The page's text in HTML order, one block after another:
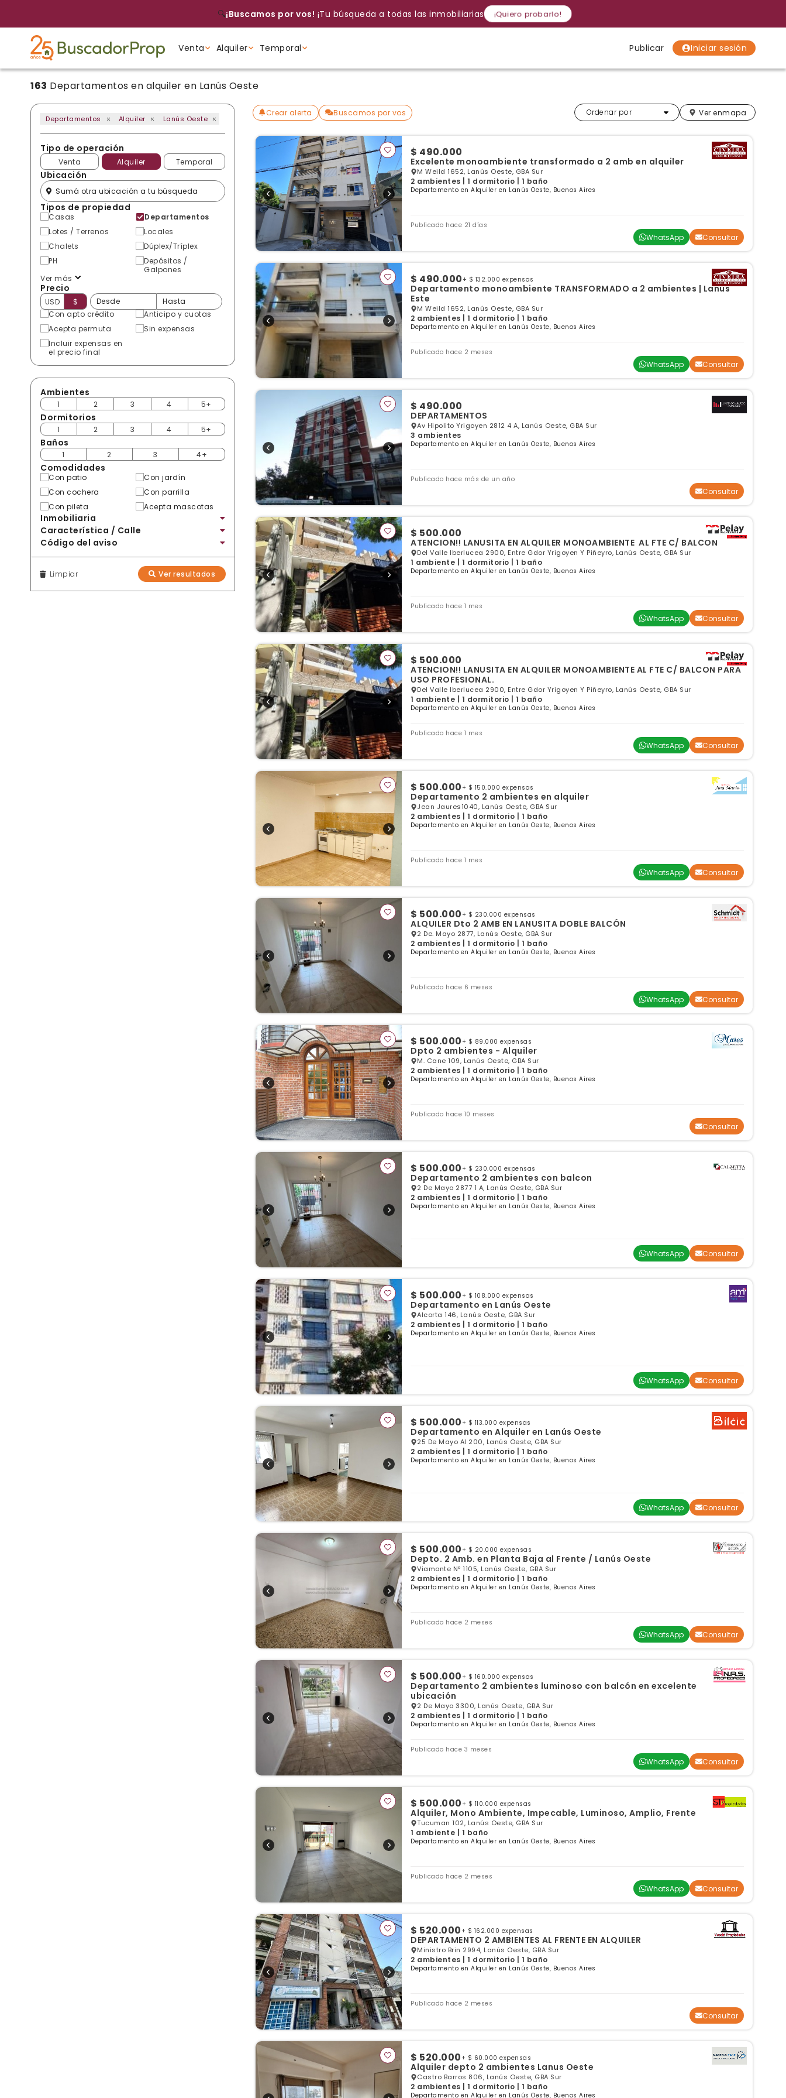
🔍¡Buscamos por vos! ¡Tu búsqueda a todas las inmobiliarias! ¡Quiero probarlo!
Venta
Tipo de propiedad
Alquiler
Tipo de propiedad
Temporal
Tipo de propiedad
Publicar Iniciar sesión
Cancelar Si, eliminar
Gracias
163 Departamentos en alquiler en Lanús Oeste
Departamentos Alquiler Lanús Oeste
Tipo de operación
Venta Alquiler Temporal
Ubicación
Tipos de propiedad
Casas
Departamentos
Lotes / Terrenos
Locales
Chalets
Dúplex/Tríplex
PH
Depósitos /
Galpones
Ver más
Precio
USD
$
Con apto crédito
Anticipo y cuotas
Acepta permuta
Sin expensas
Incluir expensas en
el precio final
Ambientes
1 2 3 4 5+
Dormitorios
1 2 3 4 5+
Baños
1 2 3 4+
Comodidades
Con patio
Con jardín
Con cochera
Con parrilla
Con pileta
Acepta mascotas
Inmobiliaria
Característica / Calle
Código del aviso
Limpiar Ver resultados
Crear alerta Buscamos por vos Ordenar por
Más relevantes Ver enmapa
$ 490.000
Excelente monoambiente transformado a 2 amb en alquiler
M Weild 1652, Lanús Oeste, GBA Sur
2 ambientes | 1 dormitorio | 1 baño
Departamento en Alquiler en Lanús Oeste, Buenos Aires
Publicado hace 21 días
WhatsApp Consultar
$ 490.000 + $ 132.000 expensas
Departamento monoambiente TRANSFORMADO a 2 ambientes | Lanus
Este
M Weild 1652, Lanús Oeste, GBA Sur
2 ambientes | 1 dormitorio | 1 baño
Departamento en Alquiler en Lanús Oeste, Buenos Aires
Publicado hace 2 meses
WhatsApp Consultar
$ 490.000
DEPARTAMENTOS
Av Hipolito Yrigoyen 2812 4 A, Lanús Oeste, GBA Sur
3 ambientes
Departamento en Alquiler en Lanús Oeste, Buenos Aires
Publicado hace más de un año
Consultar
$ 500.000
ATENCION!! LANUSITA EN ALQUILER MONOAMBIENTE AL FTE C/ BALCON
Del Valle Iberlucea 2900, Entre Gdor Yrigoyen Y Piñeyro, Lanús Oeste, GBA Sur
1 ambiente | 1 dormitorio | 1 baño
Departamento en Alquiler en Lanús Oeste, Buenos Aires
Publicado hace 1 mes
WhatsApp Consultar
$ 500.000
ATENCION!! LANUSITA EN ALQUILER MONOAMBIENTE AL FTE C/ BALCON PARA
USO PROFESIONAL.
Del Valle Iberlucea 2900, Entre Gdor Yrigoyen Y Piñeyro, Lanús Oeste, GBA Sur
1 ambiente | 1 dormitorio | 1 baño
Departamento en Alquiler en Lanús Oeste, Buenos Aires
Publicado hace 1 mes
WhatsApp Consultar
$ 500.000 + $ 150.000 expensas
Departamento 2 ambientes en alquiler
Jean Jaures1040, Lanús Oeste, GBA Sur
2 ambientes | 1 dormitorio | 1 baño
Departamento en Alquiler en Lanús Oeste, Buenos Aires
Publicado hace 1 mes
WhatsApp Consultar
$ 500.000 + $ 230.000 expensas
ALQUILER Dto 2 AMB EN LANUSITA DOBLE BALCÓN
2 De. Mayo 2877, Lanús Oeste, GBA Sur
2 ambientes | 1 dormitorio | 1 baño
Departamento en Alquiler en Lanús Oeste, Buenos Aires
Publicado hace 6 meses
WhatsApp Consultar
$ 500.000 + $ 89.000 expensas
Dpto 2 ambientes - Alquiler
M. Cane 109, Lanús Oeste, GBA Sur
2 ambientes | 1 dormitorio | 1 baño
Departamento en Alquiler en Lanús Oeste, Buenos Aires
Publicado hace 10 meses
Consultar
$ 500.000 + $ 230.000 expensas
Departamento 2 ambientes con balcon
2 De Mayo 2877 1 A, Lanús Oeste, GBA Sur
2 ambientes | 1 dormitorio | 1 baño
Departamento en Alquiler en Lanús Oeste, Buenos Aires
WhatsApp Consultar
$ 500.000 + $ 108.000 expensas
Departamento en Lanús Oeste
Alcorta 146, Lanús Oeste, GBA Sur
2 ambientes | 1 dormitorio | 1 baño
Departamento en Alquiler en Lanús Oeste, Buenos Aires
WhatsApp Consultar
$ 500.000 + $ 113.000 expensas
Departamento en Alquiler en Lanús Oeste
25 De Mayo Al 200, Lanús Oeste, GBA Sur
2 ambientes | 1 dormitorio | 1 baño
Departamento en Alquiler en Lanús Oeste, Buenos Aires
WhatsApp Consultar
$ 500.000 + $ 20.000 expensas
Depto. 2 Amb. en Planta Baja al Frente / Lanús Oeste
Viamonte Nº 1105, Lanús Oeste, GBA Sur
2 ambientes | 1 dormitorio | 1 baño
Departamento en Alquiler en Lanús Oeste, Buenos Aires
Publicado hace 2 meses
WhatsApp Consultar
$ 500.000 + $ 160.000 expensas
Departamento 2 ambientes luminoso con balcón en excelente
ubicación
2 De Mayo 3300, Lanús Oeste, GBA Sur
2 ambientes | 1 dormitorio | 1 baño
Departamento en Alquiler en Lanús Oeste, Buenos Aires
Publicado hace 3 meses
WhatsApp Consultar
$ 500.000 + $ 110.000 expensas
Alquiler, Mono Ambiente, Impecable, Luminoso, Amplio, Frente
Tucuman 102, Lanús Oeste, GBA Sur
1 ambiente | 1 baño
Departamento en Alquiler en Lanús Oeste, Buenos Aires
Publicado hace 2 meses
WhatsApp Consultar
$ 520.000 + $ 162.000 expensas
DEPARTAMENTO 2 AMBIENTES AL FRENTE EN ALQUILER
Ministro Brin 2994, Lanús Oeste, GBA Sur
2 ambientes | 1 dormitorio | 1 baño
Departamento en Alquiler en Lanús Oeste, Buenos Aires
Publicado hace 2 meses
Consultar
$ 520.000 + $ 60.000 expensas
Alquiler depto 2 ambientes Lanus Oeste
Castro Barros 806, Lanús Oeste, GBA Sur
2 ambientes | 1 dormitorio | 1 baño
Departamento en Alquiler en Lanús Oeste, Buenos Aires